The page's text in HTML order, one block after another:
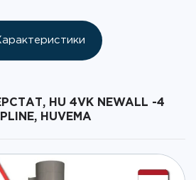
HU 4VK NEWALL -4
HUVEMA